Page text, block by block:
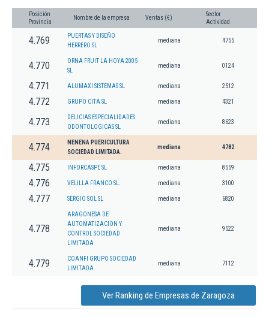
Posición
Provincia
Nombre de la empresa Ventas (€)
Sector
Actividad
4.769
PUERTAS Y DISEÑO
HERRERO SL
mediana 4755
4.770
ORNA FRUIT LA HOYA 2005
SL
mediana 0124
4.771 ALUMAXI SISTEMAS SL mediana 2512
4.772 GRUPO CITA SL mediana 4321
4.773
DELICIAS ESPECIALIDADES
ODONTOLOGICAS SL
mediana 8623
4.774
NENENA PUERICULTURA
SOCIEDAD LIMITADA.
mediana 4782
4.775 INFORCASPE SL mediana 8559
4.776 VELILLA FRANCO SL. mediana 3100
4.777 SERGIO SOL SL mediana 6820
4.778
ARAGONESA DE
AUTOMATIZACION Y
CONTROL SOCIEDAD
LIMITADA
mediana 9522
4.779
COANFI GRUPO SOCIEDAD
LIMITADA.
mediana 7112
Ver Ranking de Empresas de Zaragoza